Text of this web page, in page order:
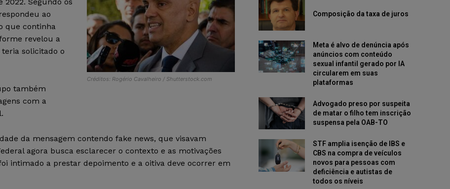
Créditos: Rogério Cavalheiro / Shutterstock.com
ao
que continha
revelou a
teria solicitado o
também
com a
da mensagem contendo fake news, que visavam
agora busca esclarecer o contexto e as motivações
intimado a prestar depoimento e a oitiva deve ocorrer em
Composição da taxa de juros
Meta é alvo de denúncia após
anúncios com conteúdo
sexual infantil gerado por IA
circularem em suas
plataformas
Advogado preso por suspeita
de matar o filho tem inscrição
suspensa pela OAB-TO
STF amplia isenção de IBS e
CBS na compra de veículos
novos para pessoas com
deficiência e autistas de
todos os níveis